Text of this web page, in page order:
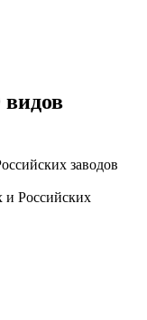
видов
заводов
и Российских